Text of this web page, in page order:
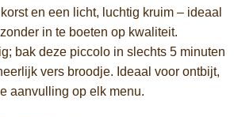
en een licht, luchtig kruim – ideaal
in te boeten op kwaliteit.
bak deze piccolo in slechts 5 minuten
vers broodje. Ideaal voor ontbijt,
aanvulling op elk menu.